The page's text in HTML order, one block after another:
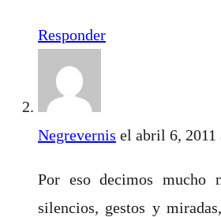
Responder
Negrevernis el abril 6, 2011
Por eso decimos mucho
silencios, gestos y